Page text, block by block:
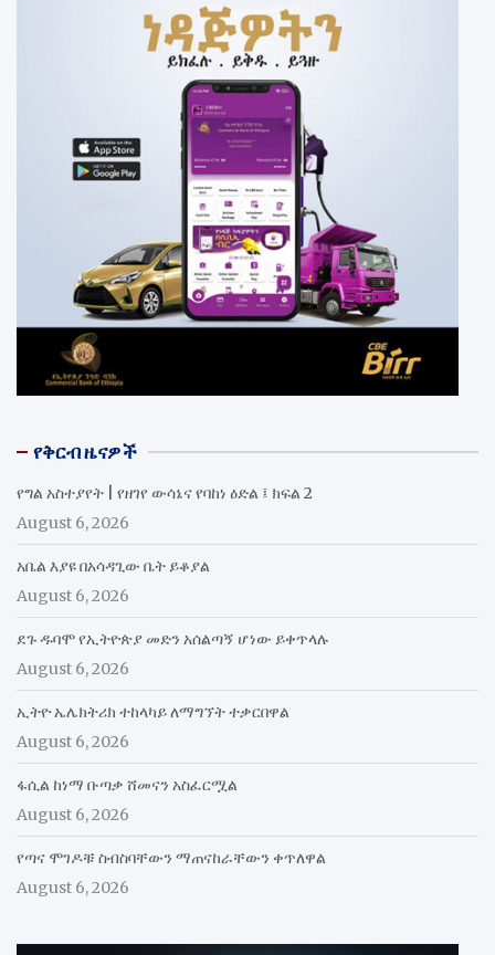
የቅርብ ዜናዎች
የግል አስተያየት | የዘገየ ውሳኔና የባከነ ዕድል ፤ ክፍል 2
August 6, 2026
አቤል እያዩ በአሳዳጊው ቤት ይቆያል
August 6, 2026
ደጉ ዱባሞ የኢትዮጵያ መድን አሰልጣኝ ሆነው ይቀጥላሉ
August 6, 2026
ኢትዮ ኤሌክትሪክ ተከላካይ ለማግኘት ተቃርበዋል
August 6, 2026
ፋሲል ከነማ ቡጣቃ ሸመናን አስፈርሟል
August 6, 2026
የጣና ሞገዶቹ ስብስባቸውን ማጠናከራቸውን ቀጥለዋል
August 6, 2026